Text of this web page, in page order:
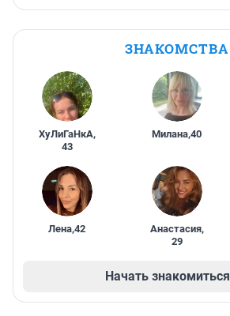
ЗНАКОМСТВА
ХуЛиГаНкА,
43
Милана,40
Лена,42 Анастасия,
29
Начать знакомиться